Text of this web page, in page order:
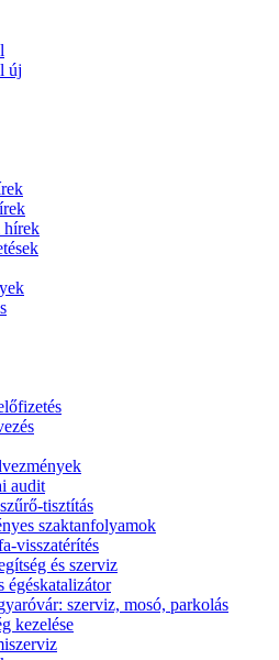
új
hírek
audit
tisztítás
szaktanfolyamok
visszatérítés
és szerviz
égéskatalizátor
szerviz, mosó, parkolás
kezelése